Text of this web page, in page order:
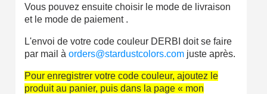
Livraison sous 24 h en France Métropolitaine
Retour produits sous 14 jours
Réduction de 5€ sur la première commande
10€ de bon d'achat pour chaque parrainage
Vous pouvez ensuite choisir le mode de livraison
et le mode de paiement .
L'envoi de votre code couleur DERBI doit se faire
par mail à orders@stardustcolors.comjuste après.
Pour enregistrer votre code couleur, ajoutez le
produit au panier, puis dans la page « mon